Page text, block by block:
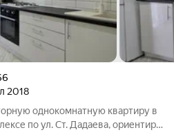
2018
однокомнатную квартиру в
по ул. Ст. Дадаева, ориентир